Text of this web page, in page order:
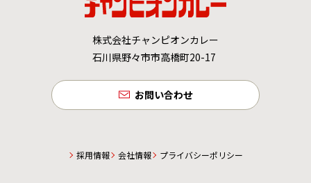
株式会社チャンピオンカレー
石川県野々市市高橋町20-17
お問い合わせ
採用情報 会社情報 プライバシーポリシー